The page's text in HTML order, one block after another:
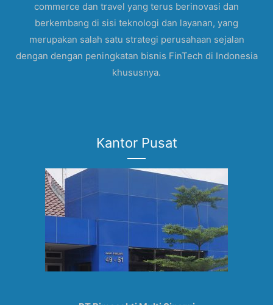
commerce dan travel yang terus berinovasi dan
berkembang di sisi teknologi dan layanan, yang
merupakan salah satu strategi perusahaan sejalan
dengan dengan peningkatan bisnis FinTech di Indonesia
khususnya.
Kantor Pusat